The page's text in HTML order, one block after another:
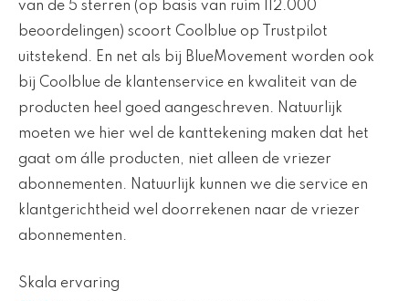
van de 5 sterren (op basis van ruim 112.000
beoordelingen) scoort Coolblue op Trustpilot
uitstekend. En net als bij BlueMovement worden ook
bij Coolblue de klantenservice en kwaliteit van de
producten heel goed aangeschreven. Natuurlijk
moeten we hier wel de kanttekening maken dat het
gaat om álle producten, niet alleen de vriezer
abonnementen. Natuurlijk kunnen we die service en
klantgerichtheid wel doorrekenen naar de vriezer
abonnementen.
Skala ervaring